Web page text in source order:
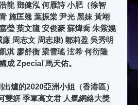
龍 鄧健泓 何雁詩 小肥（徐智
施匡翹 葉振棠 尹光 黑妹 黃翊
瑩 葉文龍 安俊豪 蘇煒喬 朱紫嬈
周志文 周志康) 鄒莉盈 吳秀明
淇 廖舒衡 梁雪瑤 泫希 何衍隆
成 Zpecial 馬天佑。
爐的2020亞洲小姐（香港區）
雙妍 季軍高文君 人氣網絡大獎